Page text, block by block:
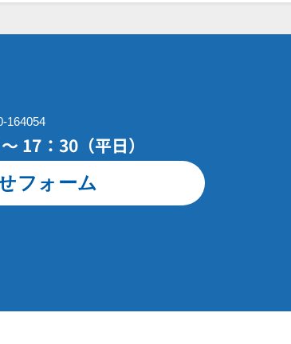
164054
17：30（平日）
フォーム